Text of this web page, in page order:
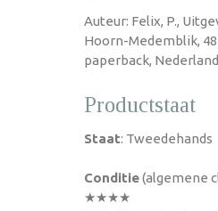
Auteur: Felix, P.,
Hoorn-Medemblik,
paperback,
Productstaat
Staat: Tweedehands
Conditie(algemene
★★★★